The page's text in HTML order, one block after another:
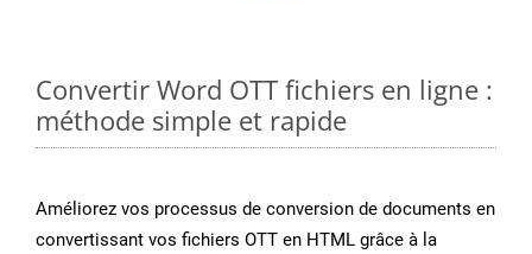
Convertir Word OTT fichiers en ligne :
méthode simple et rapide
Améliorez vos processus de conversion de documents en
convertissant vos fichiers OTT en HTML grâce à la